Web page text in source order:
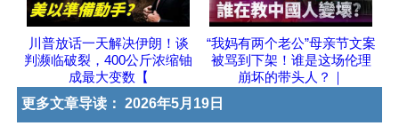
川普放话一天解决伊朗！谈
判濒临破裂，400公斤浓缩铀
成最大变数【
“我妈有两个老公”母亲节文案
被骂到下架！谁是这场伦理
崩坏的带头人？｜
更多文章导读： 2026年5月19日